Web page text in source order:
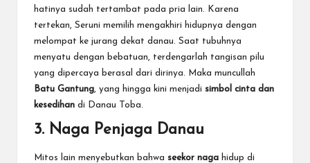
hatinya sudah tertambat pada pria lain. Karena
tertekan, Seruni memilih mengakhiri hidupnya dengan
melompat ke jurang dekat danau. Saat tubuhnya
menyatu dengan bebatuan, terdengarlah tangisan pilu
yang dipercaya berasal dari dirinya. Maka muncullah
Batu Gantung, yang hingga kini menjadi simbol cinta dan
kesedihan di Danau Toba.
3. Naga Penjaga Danau
Mitos lain menyebutkan bahwa seekor naga hidup di